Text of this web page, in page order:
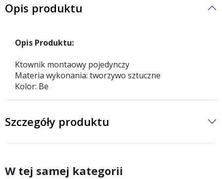
Opis produktu
Opis Produktu:
Ktownik montaowy pojedynczy
Materia wykonania: tworzywo sztuczne
Kolor: Be
Szczegóły produktu
W tej samej kategorii